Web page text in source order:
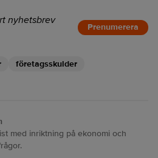
nyhetsbrev
Prenumerera
företagsskulder
med inriktning på ekonomi och